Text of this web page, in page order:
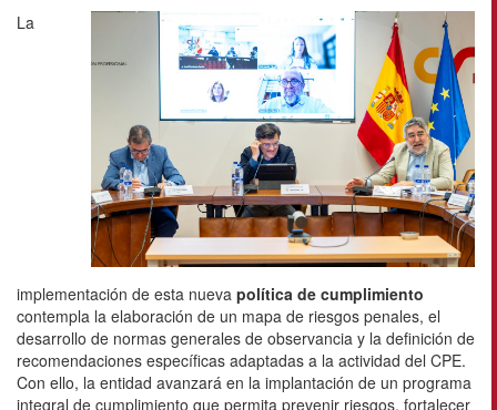
La
implementación de esta nueva política de cumplimiento
contempla la elaboración de un mapa de riesgos penales, el
desarrollo de normas generales de observancia y la definición de
recomendaciones específicas adaptadas a la actividad del CPE.
Con ello, la entidad avanzará en la implantación de un programa
integral de cumplimiento que permita prevenir riesgos, fortalecer